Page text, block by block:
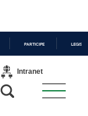
PARTICIPE
Intranet